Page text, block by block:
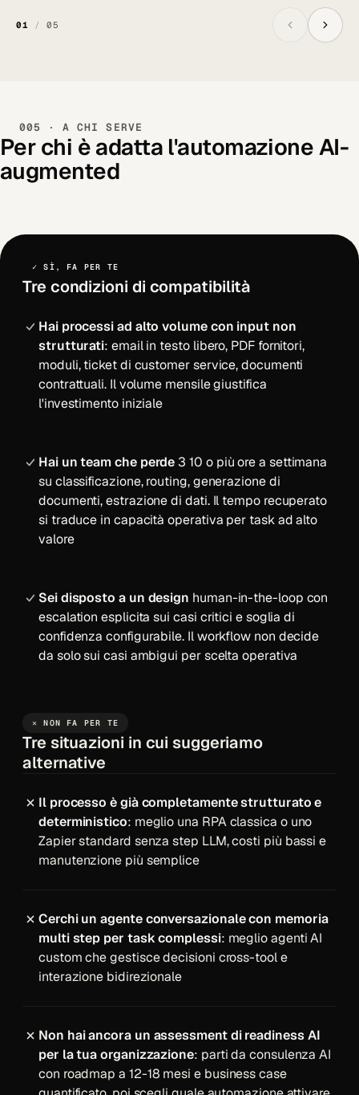
01 / 05
005 · A CHI SERVE
Per chi è adatta l'automazione AI-
augmented
✓ SÌ, FA PER TE
Tre condizioni di compatibilità
Hai processi ad alto volume con input non
strutturati: email in testo libero, PDF fornitori,
moduli, ticket di customer service, documenti
contrattuali. Il volume mensile giustifica
l'investimento iniziale
Hai un team che perde 3 10 o più ore a settimana
su classificazione, routing, generazione di
documenti, estrazione di dati. Il tempo recuperato
si traduce in capacità operativa per task ad alto
valore
Sei disposto a un design human-in-the-loop con
escalation esplicita sui casi critici e soglia di
confidenza configurabile. Il workflow non decide
da solo sui casi ambigui per scelta operativa
✕ NON FA PER TE
Tre situazioni in cui suggeriamo
alternative
Il processo è già completamente strutturato e
deterministico: meglio una RPA classica o uno
Zapier standard senza step LLM, costi più bassi e
manutenzione più semplice
Cerchi un agente conversazionale con memoria
multi step per task complessi: meglioagenti AI
customche gestisce decisioni cross-tool e
interazione bidirezionale
Non hai ancora un assessment di readiness AI
per la tua organizzazione: parti daconsulenza AI
con roadmap a 12-18 mesi e business case